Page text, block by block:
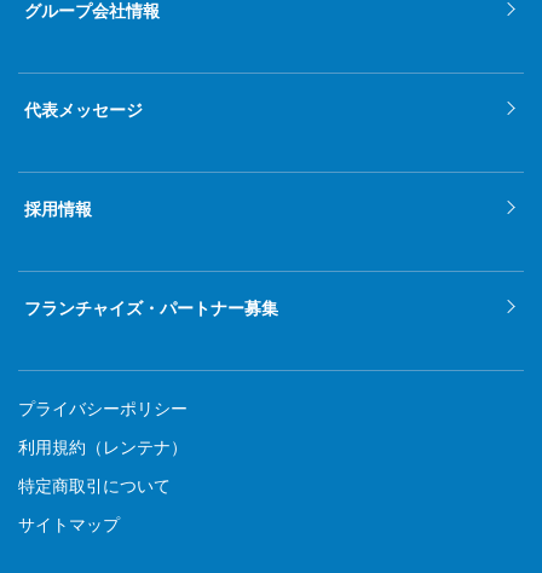
2021年2月
2021年1月
グループ会社情報
代表メッセージ
採用情報
フランチャイズ・パートナー募集
プライバシーポリシー
利用規約（レンテナ）
特定商取引について
サイトマップ